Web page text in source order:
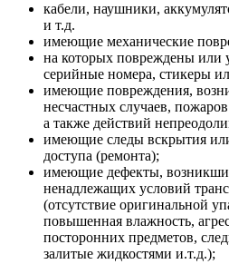
кабели, наушники,
и т.д.
имеющие механические
на которых повреждены или
серийные номера, стикеры
имеющие повреждения,
несчастных случаев,
а также действий
имеющие следы вскрытия
доступа (ремонта);
имеющие дефекты, возникшие
ненадлежащих условий
(отсутствие оригинальной
повышенная влажность,
посторонних предметов,
залитые жидкостями и.т.д.);